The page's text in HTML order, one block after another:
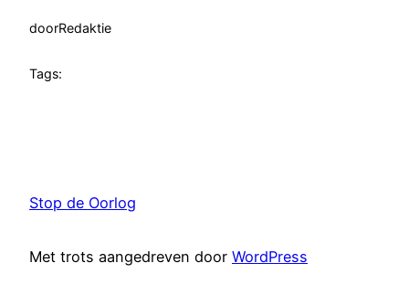
doorRedaktie
Tags:
Stop de Oorlog
Met trots aangedreven door WordPress